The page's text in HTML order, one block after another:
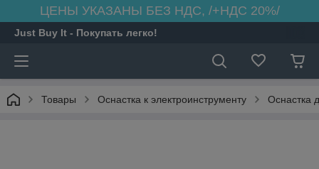
ЦЕНЫ УКАЗАНЫ БЕЗ НДС, /+НДС 20%/
Just Buy It - Покупать легко!
Товары Оснастка к электроинструменту Оснастка